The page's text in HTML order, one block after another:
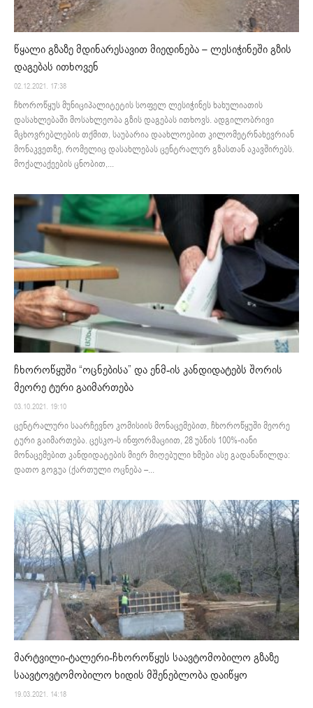
წყალი გზაზე მდინარესავით მიედინება – ლესიჭინეში გზის
დაგებას ითხოვენ
02.12.2021. 17:38
ჩხოროწყუს მუნიციპალიტეტის სოფელ ლესიჭინეს ხახულიათის
დასახლებაში მოსახლეობა გზის დაგებას ითხოვს. ადგილობრივი
მცხოვრებლების თქმით, საუბარია დაახლოებით კილომეტრნახევრიან
მონაკვეთზე, რომელიც დასახლებას ცენტრალურ გზასთან აკავშირებს.
მოქალაქეების ცნობით,...
ჩხოროწყუში “ოცნებისა” და ენმ-ის კანდიდატებს შორის
მეორე ტური გაიმართება
03.10.2021. 19:10
ცენტრალური საარჩევნო კომისიის მონაცემებით, ჩხოროწყუში მეორე
ტური გაიმართება. ცესკო-ს ინფორმაციით, 28 უბნის 100%-იანი
მონაცემებით კანდიდატების მიერ მიღებული ხმები ასე გადანაწილდა:
დათო გოგუა (ქართული ოცნება –...
მარტვილი-ტალერი-ჩხოროწყუს საავტომობილო გზაზე
საავტოვტომობილო ხიდის მშენებლობა დაიწყო
19.03.2021. 14:18